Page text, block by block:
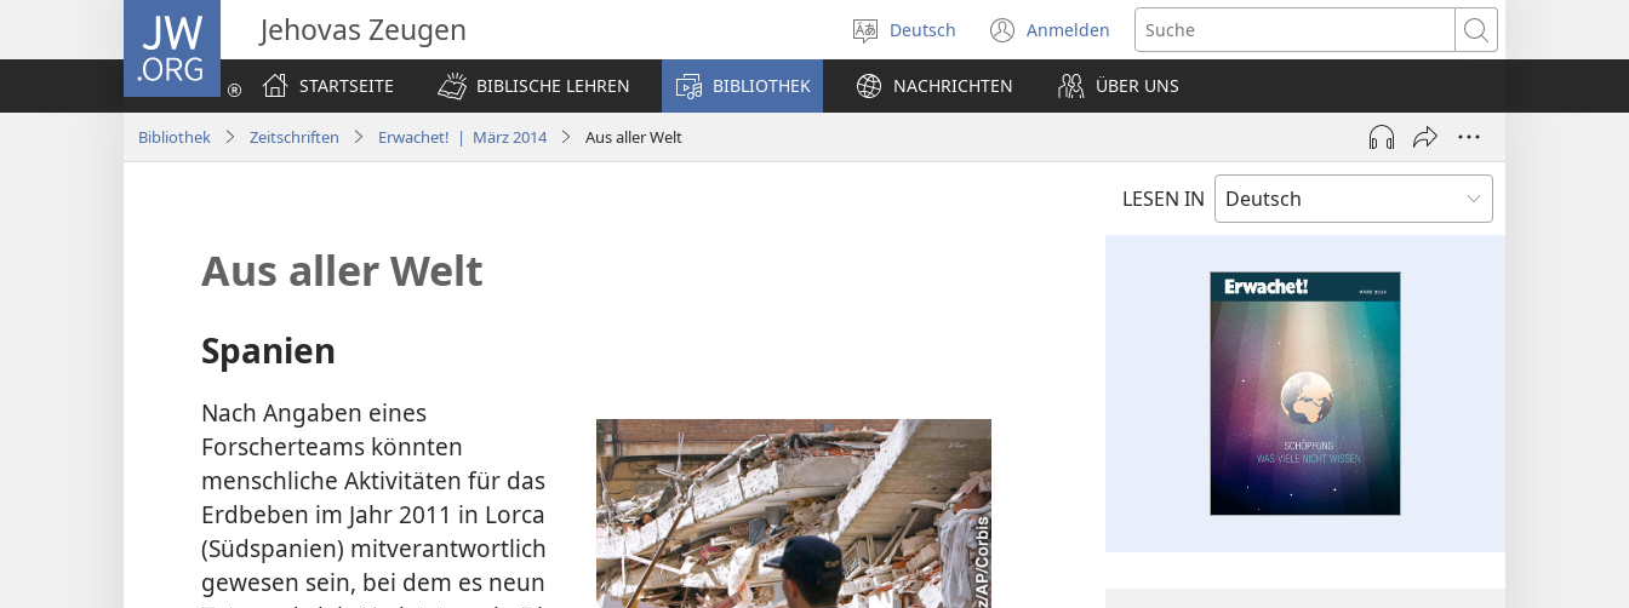
JW.ORG Jehovas Zeugen
Sprache
auswählen
Deutsch Anmelden
(öffnet
neues
Fenster)
Suche
STARTSEITE
BIBLISCHE LEHREN BIBLIOTHEK NACHRICHTEN ÜBER UNS
Bibliothek Zeitschriften Erwachet! | März 2014 Aus aller Welt
LESEN IN
Aus aller Welt
Spanien
Nach Angaben eines
Forscherteams könnten
menschliche Aktivitäten für das
Erdbeben im Jahr 2011 in Lorca
(Südspanien) mitverantwortlich
gewesen sein, bei dem es neun